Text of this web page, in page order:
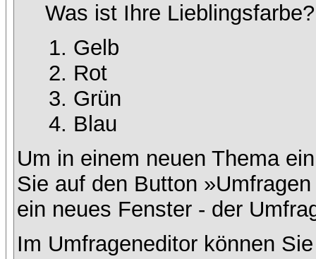
Was ist Ihre Lieblingsfarbe?
Gelb
Rot
Grün
Blau
Um in einem neuen Thema
Sie auf den Button
ein neues Fenster - der
Im Umfrageneditor können